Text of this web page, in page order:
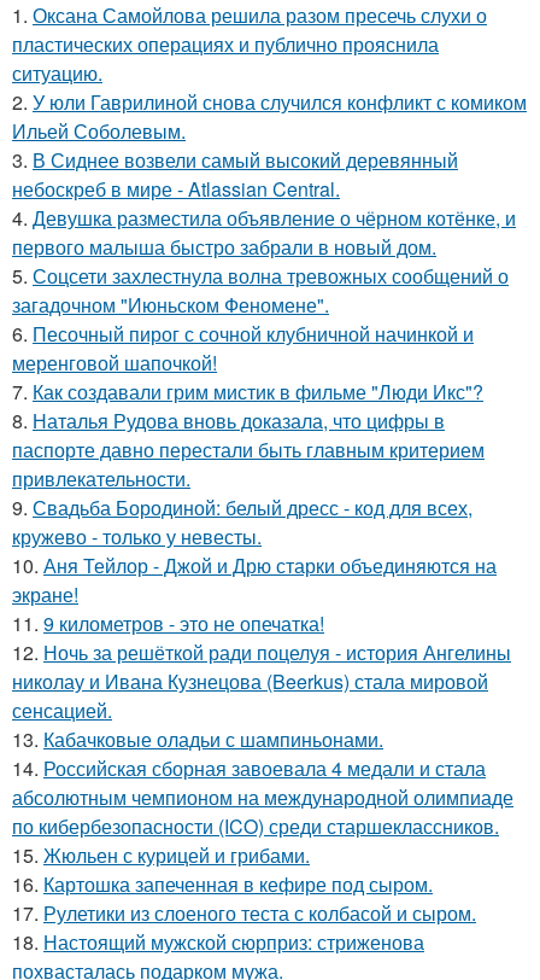
1. Оксана Самойлова решила разом пресечь слухи о
пластических операциях и публично прояснила
ситуацию.
2. У юли Гаврилиной снова случился конфликт с комиком
Ильей Соболевым.
3. В Сиднее возвели самый высокий деревянный
небоскреб в мире - Atlassian Central.
4. Девушка разместила объявление о чёрном котёнке, и
первого малыша быстро забрали в новый дом.
5. Соцсети захлестнула волна тревожных сообщений о
загадочном "Июньском Феномене".
6. Песочный пирог с сочной клубничной начинкой и
меренговой шапочкой!
7. Как создавали грим мистик в фильме "Люди Икс"?
8. Наталья Рудова вновь доказала, что цифры в
паспорте давно перестали быть главным критерием
привлекательности.
9. Свадьба Бородиной: белый дресс - код для всех,
кружево - только у невесты.
10. Аня Тейлор - Джой и Дрю старки объединяются на
экране!
11. 9 километров - это не опечатка!
12. Ночь за решёткой ради поцелуя - история Ангелины
николау и Ивана Кузнецова (Beerkus) стала мировой
сенсацией.
13. Кабачковые оладьи с шампиньонами.
14. Российская сборная завоевала 4 медали и стала
абсолютным чемпионом на международной олимпиаде
по кибербезопасности (ICO) среди старшеклассников.
15. Жюльен с курицей и грибами.
16. Картошка запеченная в кефире под сыром.
17. Рулетики из слоеного теста с колбасой и сыром.
18. Настоящий мужской сюрприз: стриженова
похвасталась подарком мужа.